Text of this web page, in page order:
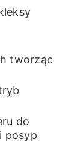
tworząc
do
posyp